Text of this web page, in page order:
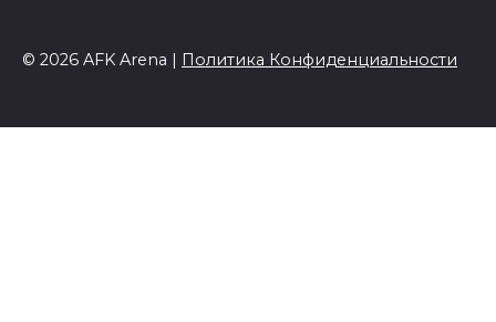
© 2026 AFK Arena | Политика Конфиденциальности